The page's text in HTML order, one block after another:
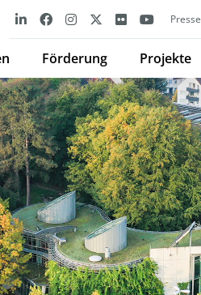
Presse
Förderung Projekte